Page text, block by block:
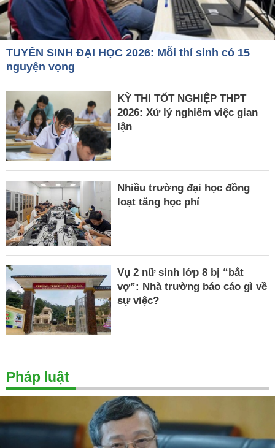
TUYỂN SINH ĐẠI HỌC 2026: Mỗi thí sinh có 15
nguyện vọng
KỲ THI TỐT NGHIỆP THPT
2026: Xử lý nghiêm việc gian
lận
Nhiều trường đại học đồng
loạt tăng học phí
Vụ 2 nữ sinh lớp 8 bị “bắt
vợ”: Nhà trường báo cáo gì về
sự việc?
Pháp luật